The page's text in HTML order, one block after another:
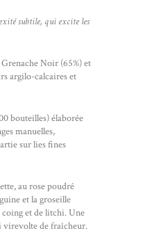
subtile, qui excite les
Grenache Noir (65%) et
argilo-calcaires et
bouteilles) élaborée
manuelles,
sur lies fines
au rose poudré
et la groseille
et de litchi. Une
virevolte de fraîcheur.